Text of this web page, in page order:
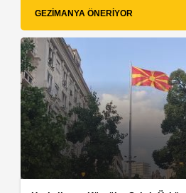
GEZIMANYA ÖNERIYOR